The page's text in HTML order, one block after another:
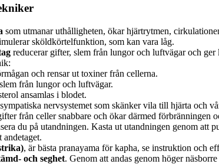
som utmanar uthålligheten, ökar hjärtrytmen,
sköldkörtelfunktion, som kan vara låg.
reducerar gifter, slem från lungor och luftvägar och ger
och rensar ut toxiner från cellerna.
från lungor och luftvägar.
ansamlas i blodet.
nervsystemet som skänker vila till hjärta och
från celler snabbare och ökar därmed förbränningen
du på utandningen. Kasta ut utandningen genom att
andetaget.
, är bästa pranayama för kapha, se instruktion och
och seghet. Genom att andas genom höger